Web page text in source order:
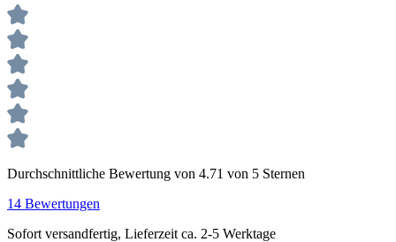
Durchschnittliche Bewertung von 4.71 von 5 Sternen
14 Bewertungen
Sofort versandfertig, Lieferzeit ca. 2-5 Werktage